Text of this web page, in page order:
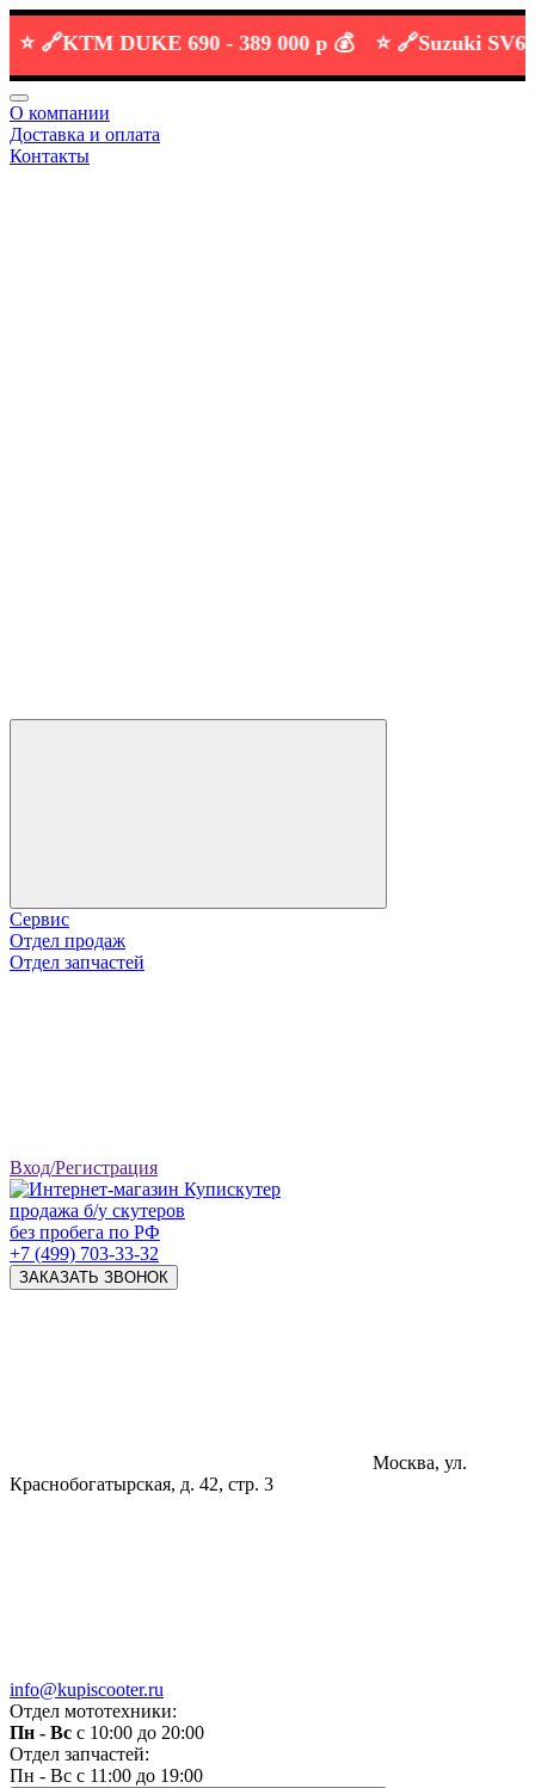
KTM DUKE 690 -389 000 р 💰 ⭐️ 🔗 Suzuki
О компании
Доставка и оплата
Контакты
Сервис
Отдел продаж
Отдел запчастей
Вход/Регистрация
продажа б/у скутеров
без пробега по РФ
+7 (499) 703-33-32
ЗАКАЗАТЬ ЗВОНОК
Москва, ул.
Краснобогатырская, д. 42, стр. 3
info@kupiscooter.ru
Отдел мототехники:
Пн - Вс с 10:00 до 20:00
Отдел запчастей:
Пн - Вс с 11:00 до 19:00